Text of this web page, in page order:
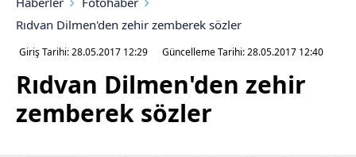
Rıdvan Dilmen'den zehir zemberek sözler
Giriş Tarihi: 28.05.2017 12:29 Güncelleme Tarihi: 28.05.2017 12:40
Rıdvan Dilmen'den zehir
zemberek sözler